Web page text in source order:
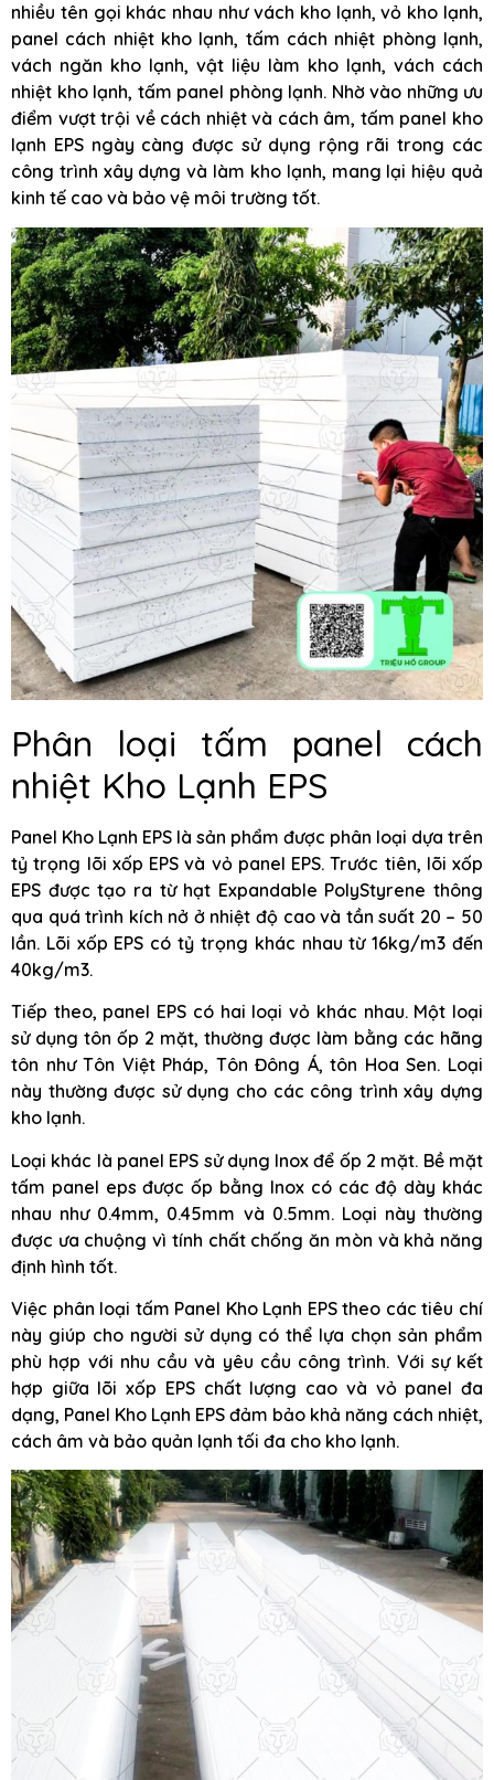
nhiều tên gọi khác nhau như vách kho lạnh, vỏ kho lạnh,
panel cách nhiệt kho lạnh, tấm cách nhiệt phòng lạnh,
vách ngăn kho lạnh, vật liệu làm kho lạnh, vách cách
nhiệt kho lạnh, tấm panel phòng lạnh. Nhờ vào những ưu
điểm vượt trội về cách nhiệt và cách âm, tấm panel kho
lạnh EPS ngày càng được sử dụng rộng rãi trong các
công trình xây dựng và làm kho lạnh, mang lại hiệu quả
kinh tế cao và bảo vệ môi trường tốt.
Phân loại tấm panel cách
nhiệt Kho Lạnh EPS
Panel Kho Lạnh EPS là sản phẩm được phân loại dựa trên
tỷ trọng lõi xốp EPS và vỏ panel EPS. Trước tiên, lõi xốp
EPS được tạo ra từ hạt Expandable PolyStyrene thông
qua quá trình kích nở ở nhiệt độ cao và tần suất 20 – 50
lần. Lõi xốp EPS có tỷ trọng khác nhau từ 16kg/m3 đến
40kg/m3.
Tiếp theo, panel EPS có hai loại vỏ khác nhau. Một loại
sử dụng tôn ốp 2 mặt, thường được làm bằng các hãng
tôn như Tôn Việt Pháp, Tôn Đông Á, tôn Hoa Sen. Loại
này thường được sử dụng cho các công trình xây dựng
kho lạnh.
Loại khác là panel EPS sử dụng Inox để ốp 2 mặt. Bề mặt
tấm panel eps được ốp bằng Inox có các độ dày khác
nhau như 0.4mm, 0.45mm và 0.5mm. Loại này thường
được ưa chuộng vì tính chất chống ăn mòn và khả năng
định hình tốt.
Việc phân loại tấm Panel Kho Lạnh EPS theo các tiêu chí
này giúp cho người sử dụng có thể lựa chọn sản phẩm
phù hợp với nhu cầu và yêu cầu công trình. Với sự kết
hợp giữa lõi xốp EPS chất lượng cao và vỏ panel đa
dạng, Panel Kho Lạnh EPS đảm bảo khả năng cách nhiệt,
cách âm và bảo quản lạnh tối đa cho kho lạnh.